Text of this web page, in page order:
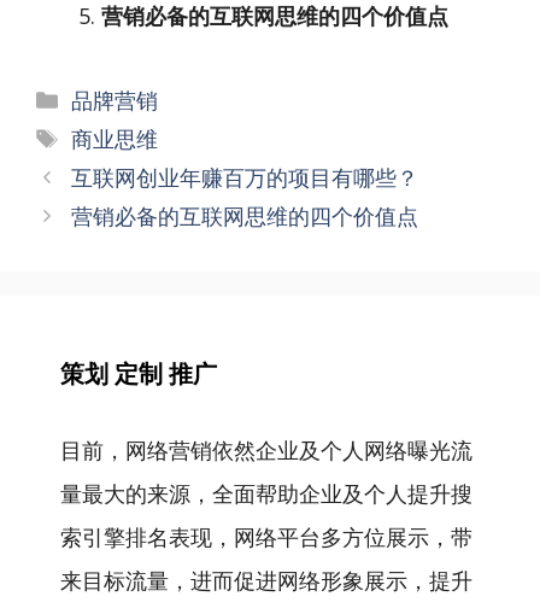
营销必备的互联网思维的四个价值点
分
类
品牌营销
标
签
商业思维
文
章
互联网创业年赚百万的项目有哪些？
营销必备的互联网思维的四个价值点
策划 定制 推广
目前，网络营销依然企业及个人网络曝光流
量最大的来源，全面帮助企业及个人提升搜
索引擎排名表现，网络平台多方位展示，带
来目标流量，进而促进网络形象展示，提升